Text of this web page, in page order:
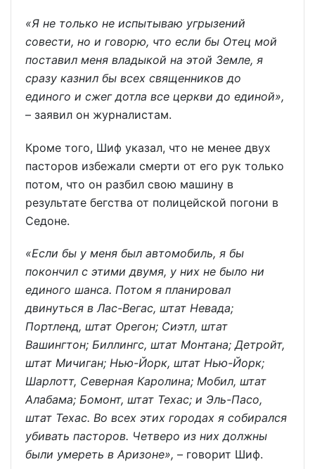
«Я не только не испытываю угрызений
совести, но и говорю, что если бы Отец мой
поставил меня владыкой на этой Земле, я
сразу казнил бы всех священников до
единого и сжег дотла все церкви до единой»,
– заявил он журналистам.
Кроме того, Шиф указал, что не менее двух
пасторов избежали смерти от его рук только
потом, что он разбил свою машину в
результате бегства от полицейской погони в
Седоне.
«Если бы у меня был автомобиль, я бы
покончил с этими двумя, у них не было ни
единого шанса. Потом я планировал
двинуться в Лас-Вегас, штат Невада;
Портленд, штат Орегон; Сиэтл, штат
Вашингтон; Биллингс, штат Монтана; Детройт,
штат Мичиган; Нью-Йорк, штат Нью-Йорк;
Шарлотт, Северная Каролина; Мобил, штат
Алабама; Бомонт, штат Техас; и Эль-Пасо,
штат Техас. Во всех этих городах я собирался
убивать пасторов. Четверо из них должны
были умереть в Аризоне», – говорит Шиф.